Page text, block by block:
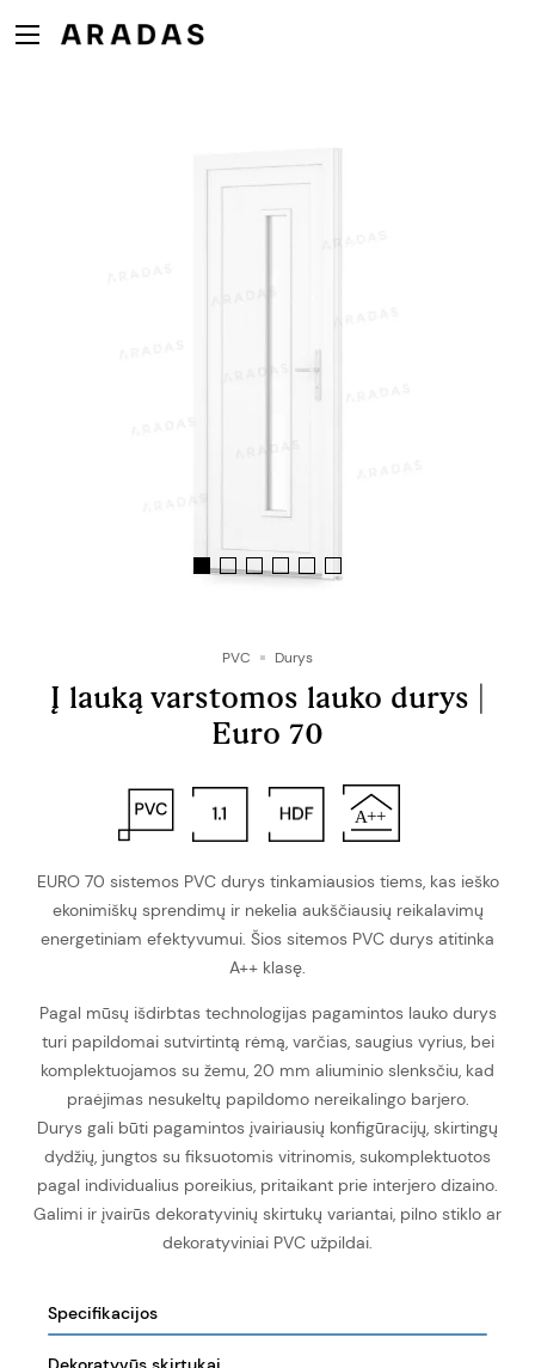
PVC Durys
Į lauką varstomos lauko durys |
Euro 70
EURO 70 sistemos PVC durys tinkamiausios tiems, kas ieško
ekonimiškų sprendimų ir nekelia aukščiausių reikalavimų
energetiniam efektyvumui. Šios sitemos PVC durys atitinka
A++ klasę.
Pagal mūsų išdirbtas technologijas pagamintos lauko durys
turi papildomai sutvirtintą rėmą, varčias, saugius vyrius, bei
komplektuojamos su žemu, 20 mm aliuminio slenksčiu, kad
praėjimas nesukeltų papildomo nereikalingo barjero.
Durys gali būti pagamintos įvairiausių konfigūracijų, skirtingų
dydžių, jungtos su fiksuotomis vitrinomis, sukomplektuotos
pagal individualius poreikius, pritaikant prie interjero dizaino.
Galimi ir įvairūs dekoratyvinių skirtukų variantai, pilno stiklo ar
dekoratyviniai PVC užpildai.
Specifikacijos